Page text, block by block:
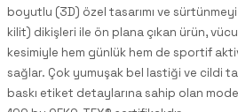
boyutlu (3D) özel tasarımı ve
kilit) dikişleri ile ön plana çıkan ürün,
kesimiyle hem günlük hem de sportif
sağlar. Çok yumuşak bel lastiği ve cildi
baskı etiket detaylarına sahip olan